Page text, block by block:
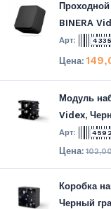
BINERA
Модуль
Videx,
Коробка
Черный